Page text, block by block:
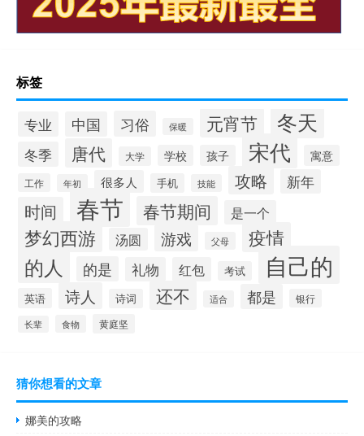
标签
专业 中国 习俗 保暖 元宵节 冬天
冬季 唐代 大学 学校 孩子 宋代 寓意
工作 年初 很多人 手机 技能 攻略 新年
时间 春节 春节期间 是一个
梦幻西游 汤圆 游戏 父母 疫情
的人 的是 礼物 红包 考试 自己的
英语 诗人 诗词 还不 适合 都是 银行
长辈 食物 黄庭坚
猜你想看的文章
娜美的攻略